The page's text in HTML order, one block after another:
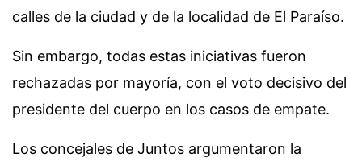
calles de la ciudad y de la localidad de El Paraíso.
Sin embargo, todas estas iniciativas fueron
rechazadas por mayoría, con el voto decisivo del
presidente del cuerpo en los casos de empate.
Los concejales de Juntos argumentaron la